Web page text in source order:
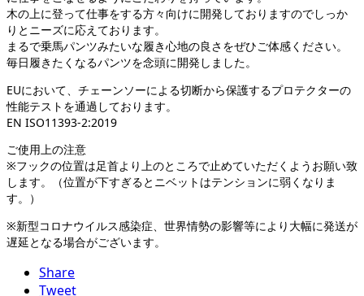
木の上に登って仕事をする方々向けに開発しておりますのでしっか
りとニーズに応えております。
まるで乗馬パンツみたいな履き心地の良さをぜひご体感ください。
毎日履きたくなるパンツを念頭に開発しました。
EUにおいて、チェーンソーによる切断から保護するプロテクターの
性能テストを通過しております。
EN ISO11393-2:2019
ご使用上の注意
※フックの位置は足首より上のところで止めていただくようお願い致
します。（位置が下すぎるとニベットはテンションに弱くなりま
す。）
※新型コロナウイルス感染症、世界情勢の影響等により大幅に発送が
遅延となる場合がございます。
Share
Tweet